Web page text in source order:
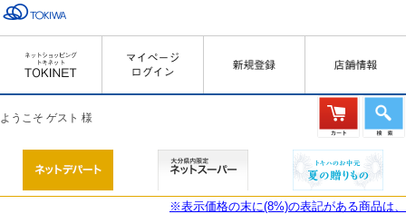
ようこそ ゲスト 様
※表示価格の末に(8%)の表記がある商品は、